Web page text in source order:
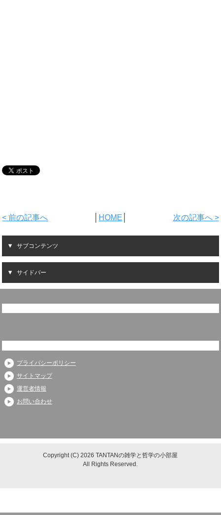
< 前の記事へ HOME 次の記事へ >
サブコンテンツ
サイドバー
プライバシーポリシー
サイトマップ
運営者情報
お問い合わせ
Copyright (C) 2026 TANTANの雑学と哲学の小部屋
All Rights Reserved.